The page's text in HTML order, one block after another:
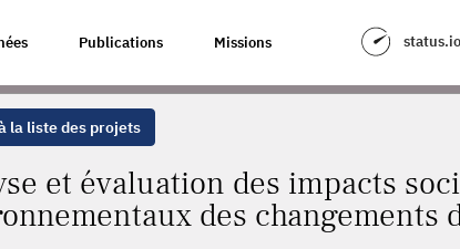
Publications Missions status.io
SOCIO-ÉCONOMIQUES ET ENVIRONNEMENTAUX DES
la liste des projets
et évaluation des impacts
des changements